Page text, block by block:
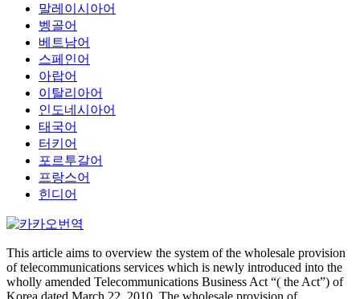
말레이시아어
벵골어
베트남어
스페인어
아랍어
이탈리아어
인도네시아어
태국어
터키어
포르투갈어
프랑스어
힌디어
This article aims to overview the system of the wholesale provision
of telecommunications services which is newly introduced into the
wholly amended Telecommunications Business Act “( the Act”) of
Korea dated March 22, 2010. The wholesale provision of